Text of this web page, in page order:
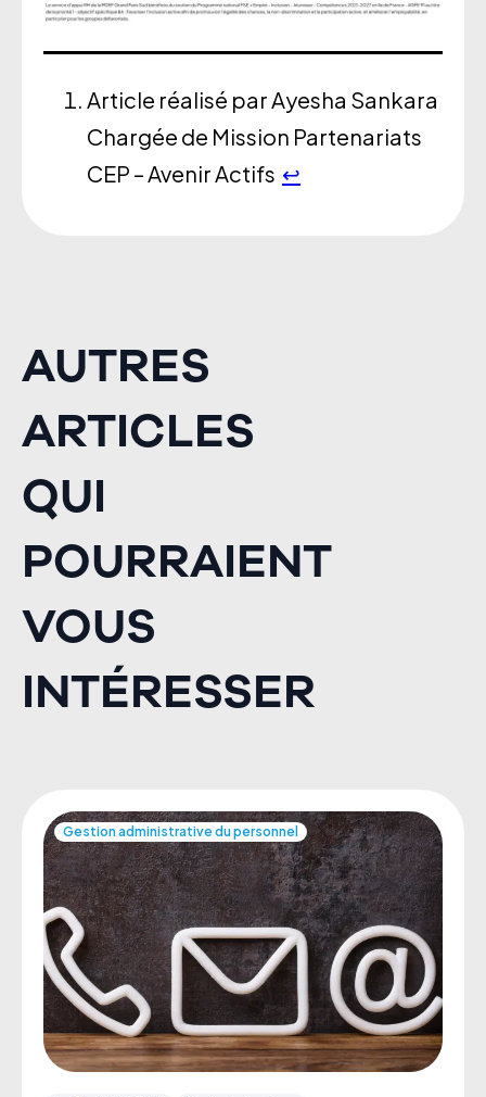
Article réalisé par Ayesha Sankara
Chargée de Mission Partenariats
CEP – Avenir Actifs ↩︎
AUTRES
ARTICLES
QUI
POURRAIENT
VOUS
INTÉRESSER
Gestion administrative du personnel